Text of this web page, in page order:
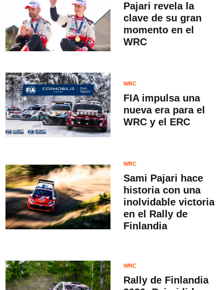
Pajari revela la
clave de su gran
momento en el
WRC
WRC
FIA impulsa una
nueva era para el
WRC y el ERC
WRC
Sami Pajari hace
historia con una
inolvidable victoria
en el Rally de
Finlandia
WRC
Rally de Finlandia